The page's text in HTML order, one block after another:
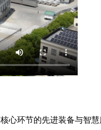
环节的先进装备与智